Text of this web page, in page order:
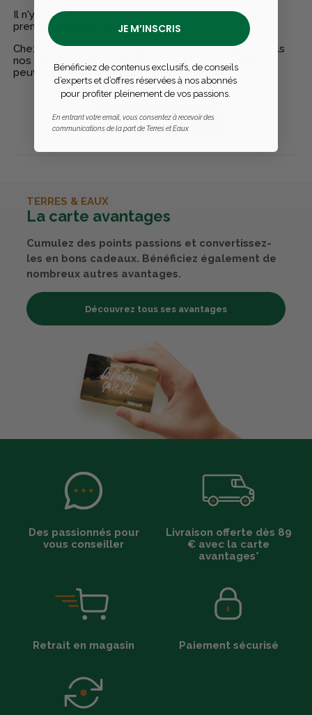
Il n'y a pas encore d'avis pour ce produit - Soyez le
premier à rédiger un avis
Chez Terres & Eaux, les avis sont 100% certifiés : seuls
nos clients ayant réellement acheté nos produits
peuvent laisser un avis
Publier un avis
TERRES & EAUX
La carte avantages
Cumulez des points passions et convertissez-
les en bons cadeaux. Bénéficiez également de
nombreux autres avantages.
Découvrez tous ses avantages
Des passionnés pour
vous conseiller
Livraison offerte dès 89
€ avec la carte
avantages*
Retrait en magasin Paiement sécurisé
JE M’INSCRIS
Bénéficiez de contenus exclusifs, de conseils
d’experts et d’offres réservées à nos abonnés
pour profiter pleinement de vos passions.
En entrant votre email, vous consentez à recevoir des
communications de la part de Terres et Eaux